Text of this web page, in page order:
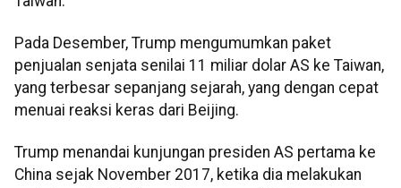
Pada Desember, Trump mengumumkan paket
penjualan senjata senilai 11 miliar dolar AS ke Taiwan,
yang terbesar sepanjang sejarah, yang dengan cepat
menuai reaksi keras dari Beijing.
Trump menandai kunjungan presiden AS pertama ke
China sejak November 2017, ketika dia melakukan